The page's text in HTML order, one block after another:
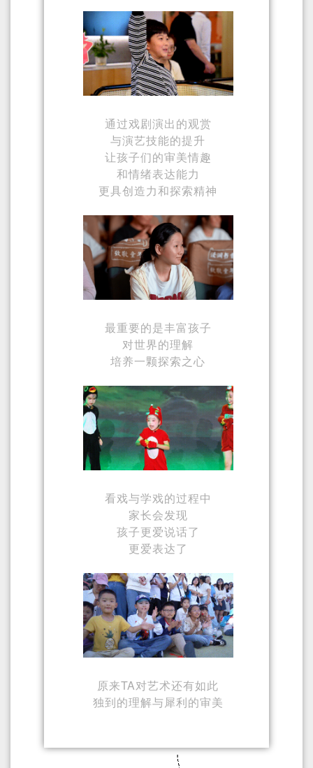
通过戏剧演出的观赏
与演艺技能的提升
让孩子们的审美情趣
和情绪表达能力
更具创造力和探索精神
最重要的是丰富孩子
对世界的理解
培养一颗探索之心
看戏与学戏的过程中
家长会发现
孩子更爱说话了
更爱表达了
原来TA对艺术还有如此
独到的理解与犀利的审美